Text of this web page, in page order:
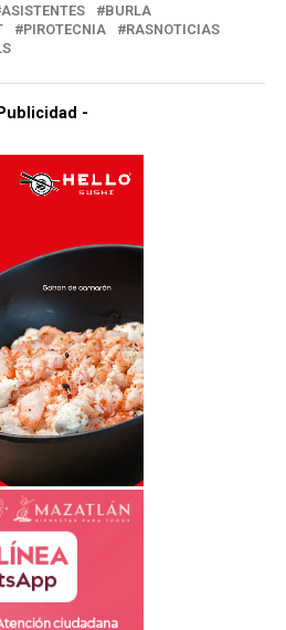
ASISTENTES
BURLA
PIROTECNIA
RASNOTICIAS
-